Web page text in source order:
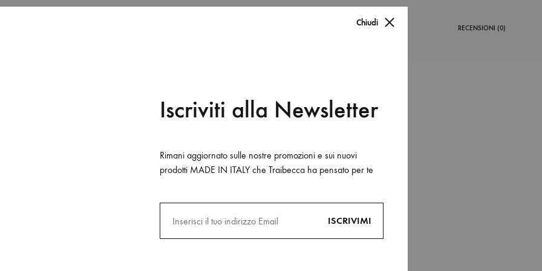
RECENSIONI (0)
Chiudi
Iscriviti alla Newsletter
Rimani aggiornato sulle nostre promozioni e sui nuovi
prodotti MADE IN ITALY che Traibecca ha pensato per te